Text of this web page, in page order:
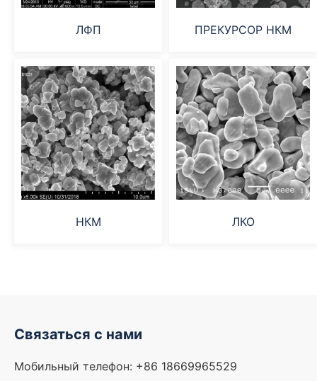
ЛФП ПРЕКУРСОР НКМ
НКМ ЛКО
Связаться с нами
Мобильный телефон: +86 18669965529